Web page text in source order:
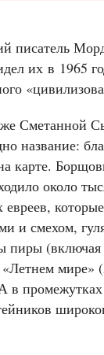
писатель
их в 1965
Сметанной
название:
карте.
около
и смехом,
пиры
мире»
в